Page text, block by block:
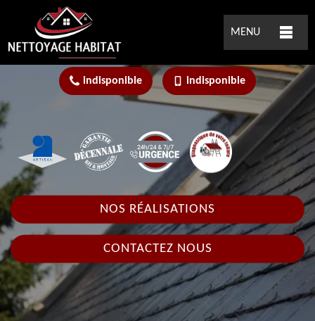
MENU
indisponible indisponible
NOS RÉALISATIONS
CONTACTEZ NOUS